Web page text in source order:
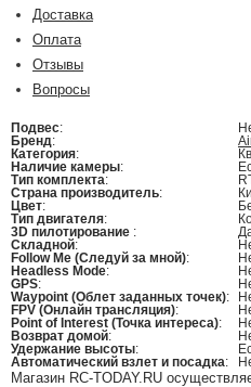
Доставка
Оплата
Отзывы
Вопросы
Подвес:
Бренд:
Категория:
Наличие камеры:
Тип комплекта:
Страна производитель:
Цвет:
Тип двигателя:
3D пилотирование :
Складной:
Follow Me (Следуй за мной):
Headless Mode:
GPS:
Waypoint (Облет заданных точек):
FPV (Онлайн трансляция):
Point of Interest (Точка интереса):
Возврат домой:
Удержание высоты:
Автоматический взлет и посадка:
Магазин RC-TODAY.RU